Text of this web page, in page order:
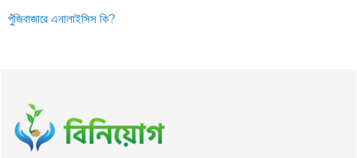
পুঁজিবাজারে এনালাইসিস কি?